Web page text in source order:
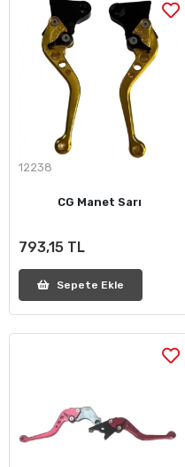
12238
CG Manet Sarı
793,15 TL
Sepete Ekle